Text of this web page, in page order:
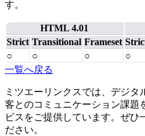
す。
HTML 4.01
Strict Transitional Frameset
○
○ ○ ○
一覧へ戻る
ミツエーリンクスでは、デジ
客とのコミュニケーション課題
ビスをご提供しています。ぜひ
ださい。